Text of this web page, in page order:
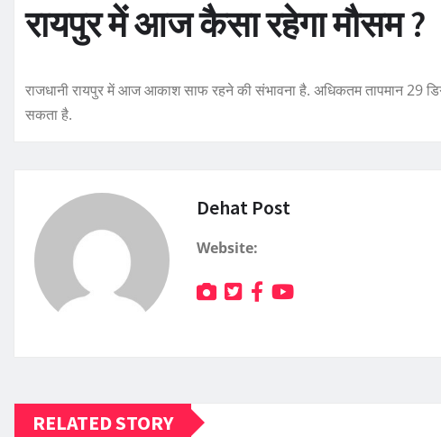
रायपुर में आज कैसा रहेगा मौसम ?
राजधानी रायपुर में आज आकाश साफ रहने की संभावना है. अधिकतम तापमान 29
सकता है.
Dehat Post
Website:
RELATED STORY